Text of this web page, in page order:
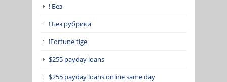
! Без
! Без рубрики
!Fortune tige
$255 payday loans
$255 payday loans online same day